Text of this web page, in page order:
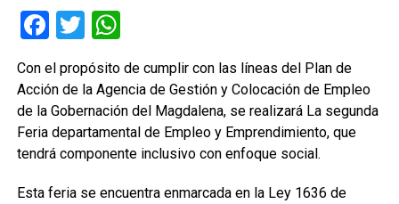
Facebook
TwitterWhatsApp
Con el propósito de cumplir con las líneas del Plan de
Acción de la Agencia de Gestión y Colocación de Empleo
de la Gobernación del Magdalena, se realizará La segunda
Feria departamental de Empleo y Emprendimiento, que
tendrá componente inclusivo con enfoque social.
Esta feria se encuentra enmarcada en la Ley 1636 de